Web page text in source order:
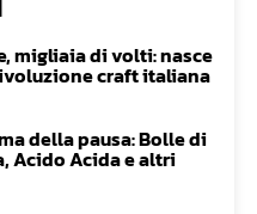
migliaia di volti: nasce
craft italiana
della pausa: Bolle di
Acido Acida e altri